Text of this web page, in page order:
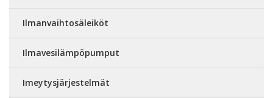
Ilmanvaihtosäleiköt
Ilmavesilämpöpumput
Imeytysjärjestelmät